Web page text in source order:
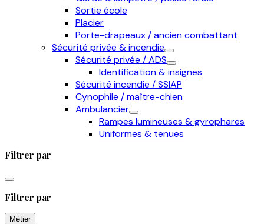
Sortie école
Placier
Porte-drapeaux / ancien combattant
Sécurité privée & incendie
Sécurité privée / ADS
Identification & insignes
Sécurité incendie / SSIAP
Cynophile / maître-chien
Ambulancier
Rampes lumineuses & gyrophares
Uniformes & tenues
Filtrer par
Filtrer par
Métier